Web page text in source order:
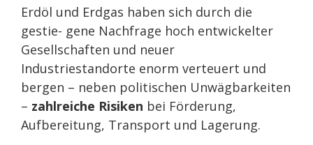
Erdöl und Erdgas haben sich durch die
gestie- gene Nachfrage hoch entwickelter
Gesellschaften und neuer
Industriestandorte enorm verteuert und
bergen – neben politischen Unwägbarkeiten
– zahlreiche Risiken bei Förderung,
Aufbereitung, Transport und Lagerung.